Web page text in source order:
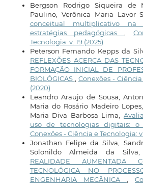
Bergson Rodrigo Siqueira de
Paulino, Verônica Maria Lavor
conceitual multiplicativo na
estratégias pedagógicas
Tecnologia: v. 19 (2025)
Peterson Fernando Kepps da
REFLEXÕES ACERCA DAS
FORMAÇÃO INICIAL DE
BIOLÓGICAS
Conexões -
(2020)
Leandro Araujo de Sousa,
Maria do Rosário Madeiro
Maria Diva Barbosa Lima,
uso de tecnologias digitais:
Conexões - Ciência e Tecnologia:
Jonathan Felipe da Silva,
Solonildo Almeida da
REALIDADE AUMENTADA
TECNOLÓGICA NO
ENGENHARIA MECÂNICA
,